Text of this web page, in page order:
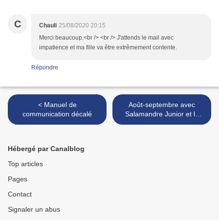
C Chauli 25/08/2020 20:15
Merci beaucoup.<br /> <br /> J'attends le mail avec
impatience et ma fille va être extrêmement contente.
Répondre
< Manuel de
communication décalé
Août-septembre avec
Salamandre Junior et la
Petite Salamandre +
Hébergé par Canalblog
Top articles
Pages
Contact
Signaler un abus